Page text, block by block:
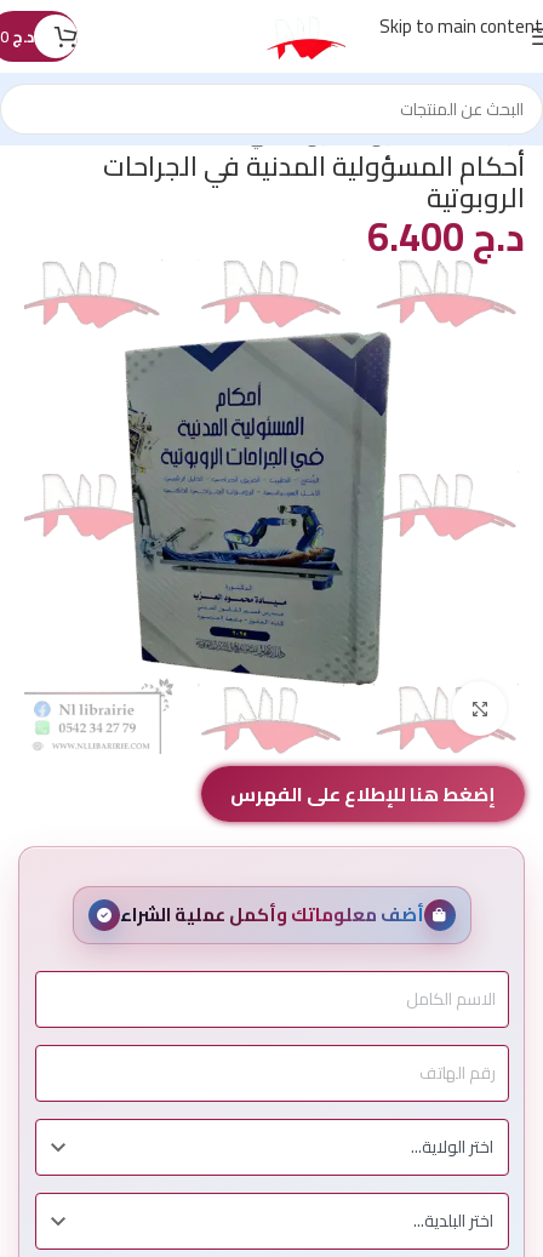
Skip to main content د.ج
الرئيسية/كتب القانون/القانون المدني
أحكام المسؤولية المدنية في الجراحات
الروبوتية
د.ج6.400
Click to enlarge
إضغط هنا للإطلاع على الفهرس
أضف معلوماتك وأكمل عملية الشراء